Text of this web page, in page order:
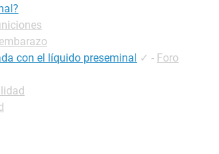
con el líquido preseminal ✓ - Foro